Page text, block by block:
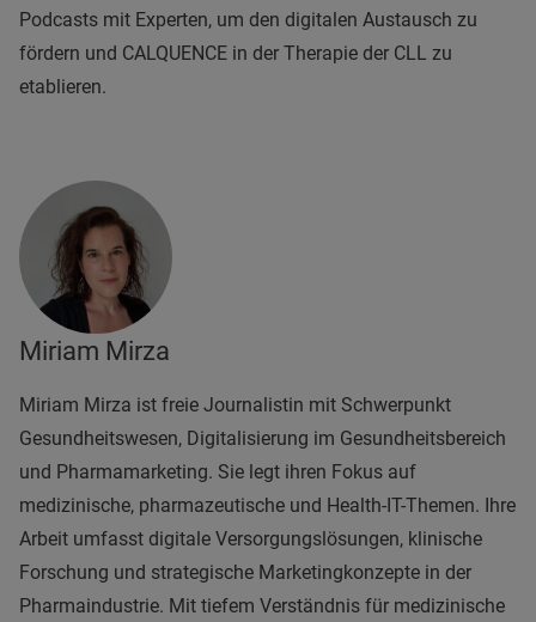
Podcasts mit Experten, um den digitalen Austausch zu
fördern und CALQUENCE in der Therapie der CLL zu
etablieren.
Miriam Mirza
Miriam Mirza ist freie Journalistin mit Schwerpunkt
Gesundheitswesen, Digitalisierung im Gesundheitsbereich
und Pharmamarketing. Sie legt ihren Fokus auf
medizinische, pharmazeutische und Health-IT-Themen. Ihre
Arbeit umfasst digitale Versorgungslösungen, klinische
Forschung und strategische Marketingkonzepte in der
Pharmaindustrie. Mit tiefem Verständnis für medizinische